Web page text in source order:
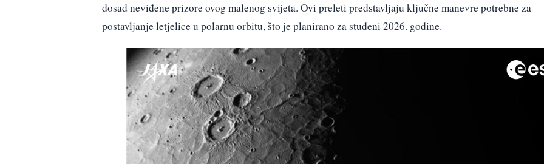
dosad neviđene prizore ovog malenog svijeta. Ovi preleti predstavljaju ključne manevre potrebne za
postavljanje letjelice u polarnu orbitu, što je planirano za studeni 2026. godine.